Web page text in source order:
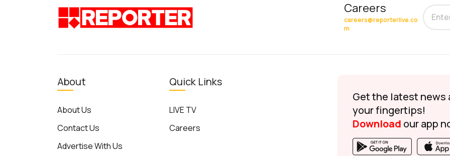
Careers
careers@reporterlive.co
m
About
About Us
Contact Us
Advertise With Us
Quick Links
LIVE TV
Careers
Get the latest news
your fingertips!
Download our app